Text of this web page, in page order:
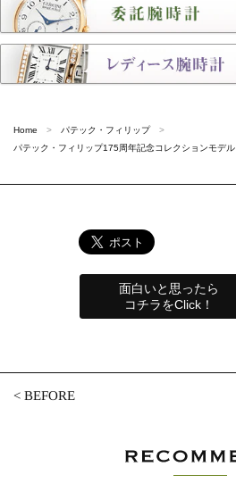
Home
パテック・フィリップ
パテック・フィリップ175周年記念コレクションモデル
面白いと思ったら
コチラをClick！
<BEFORE